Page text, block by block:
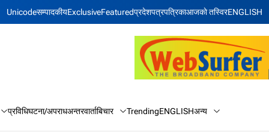
Unicodeसम्पादकीयExclusiveFeaturedप्रदेशपत्रपत्रिकाआजकाे तस्विरENGLISH
प्रविधिघटना/अपराधअन्तरवार्ताबिचार TrendingENGLISHअन्य